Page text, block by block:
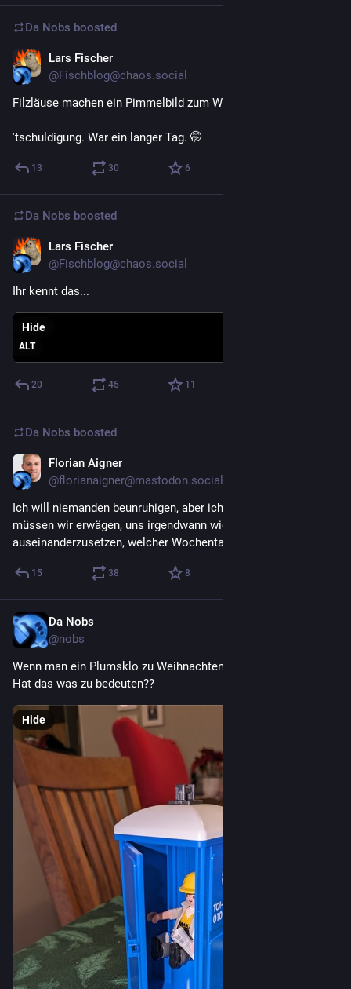
Da Nobs boosted
Lars Fischer
@Fischblog@chaos.social
Filzläuse machen ein Pimmelbild zum Wimmelbild.
'tschuldigung. War ein langer Tag. 🤭
13 30 6
Da Nobs boosted
Lars Fischer
@Fischblog@chaos.social
Ihr kennt das...
ALT
Hide
20 45 11
Da Nobs boosted
Florian Aigner
@florianaigner@mastodon.social
Ich will niemanden beunruhigen, aber ich fürchte, langsam
müssen wir erwägen, uns irgendwann wieder mit der Frage
auseinanderzusetzen, welcher Wochentag gerade ist.
15 38 8
Da Nobs
@nobs
Wenn man ein Plumsklo zu Weihnachten geschenkt bekommt
Hat das was zu bedeuten??
Hide